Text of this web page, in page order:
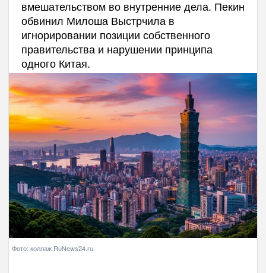
вмешательством во внутренние дела. Пекин
обвинил Милоша Выстрчила в
игнорировании позиции собственного
правительства и нарушении принципа
одного Китая.
Фото: коллаж RuNews24.ru